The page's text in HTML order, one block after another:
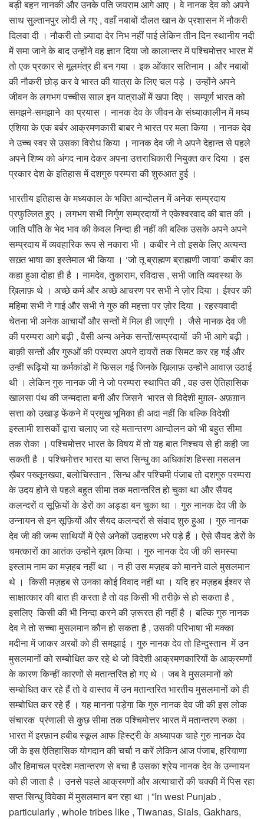
बड़ी बहन नानकी और उनके पति जयराम आगे आए । वे नानक देव को अपने
साथ सुल्तानपुर लोदी ले गए , वहाँ नबाबों दौलत खान के प्रशासन में नौकरी
दिलवा दी । नौकरी तो ज़्यादा देर निभ नहीं पाई लेकिन तीन दिन स्थानीय नदी
में समा जाने के बाद उन्होंने वह ज्ञान दिया जो कालान्तर में पश्चिमोत्तर भारत में
तो एक प्रकार से मूलमंत्र ही बन गया । इक ओंकार सतिनाम । और नबाबों
की नौकरी छोड़ कर वे भारत की यात्रा के लिए चल पड़े । उन्होंने अपने
जीवन के लगभग पच्चीस साल इन यात्राओं में खपा दिए । सम्पूर्ण भारत को
समझने-समझाने का प्रयास । नानक देव के जीवन के संध्याकालीन में मध्य
एशिया के एक बर्बर आक्रमणकारी बाबर ने भारत पर मला किया । नानक देव
ने उच्च स्वर से उसका विरोध किया । नानक देव जी ने अपने देहान्त से पहले
अपने शिष्य को अंगद नाम देकर अपना उत्तराधिकारी नियुक्त कर दिया । इस
प्रकार देश के इतिहास में दशगुरु परम्परा की शुरुआत हुई ।
भारतीय इतिहास के मध्यकाल के भक्ति आन्दोलन में अनेक सम्प्रदाय
प्रफुल्लित हुए । लगभग सभी निर्गुण सम्प्रदायों ने एकेश्वरवाद की बात की ।
जाति पाँति के भेद भाव की केवल निन्दा ही नहीं की बल्कि उसके अपने अपने
सम्प्रदाय में व्यवहारिक रूप से नकारा भी । कबीर ने तो इसके लिए अत्यन्त
सख़्त भाषा का इस्तेमाल भी किया । ‘जो तू ब्राह्मण ब्राह्मणी जाया’ कबीर का
कहा हुआ दोहा ही है । नामदेव, तुकाराम, रविदास , सभी जाति व्यवस्था के
ख़िलाफ़ थे । अच्छे कर्म और अच्छे आचरण पर सभी ने ज़ोर दिया । ईश्वर की
महिमा सभी ने गाई और सभी ने गुरु की महत्ता पर ज़ोर दिया । रहस्यवादी
चेतना भी अनेक आचार्यों और सन्तों में मिल ही जाएगी । जैसे नानक देव जी
की परम्परा आगे बढ़ी , वैसी अन्य अनेक सन्तों/सम्प्रदायों की भी आगे बढ़ी ।
बाक़ी सन्तों और गुरुओं की परम्परा अपने दायरों तक सिमट कर रह गई और
उन्हीं रूढ़ियों या कर्मकांडों में फिसल गई जिनके ख़िलाफ़ उन्होंने आवाज़ उठाई
थी । लेकिन गुरु नानक जी ने जो परम्परा स्थापित की , वह उस ऐतिहासिक
खालसा पंथ की जन्मदाता बनी और जिसने भारत से विदेशी मुग़ल- अफ़ग़ान
सत्ता को उखाड़ फेंकने में प्रमुख भूमिका ही अदा नहीं कि बल्कि विदेशी
इस्लामी शासकों द्वारा चलाए जा रहे मतान्तरण आन्दोलन को भी बहुत सीमा
तक रोका । पश्चिमोत्तर भारत के विषय में तो यह बात निश्चय से ही कही जा
सकती है । पश्चिमोत्तर भारत या सप्त सिन्धु का अधिकांश हिस्सा मसलन
ख़ैबर पख्तूनखवा, बलोचिस्तान , सिन्ध और पश्चिमी पंजाब तो दशगुरु परम्परा
के उदय होने से पहले बहुत सीमा तक मतान्तरित हो चुका था और सैयद
कलन्दरों व सूफ़ियों के डेरों का अड्डा बन चुका था । गुरु नानक देव जी के
उन्नायन से इन सूफ़ियों और सैयद कलन्दरों से संवाद शुरु हुआ । गुरु नानक
देव जी की जन्म साथियों में ऐसे अनेकों उदाहरण भरे पड़े हैं । ऐसे सैयद डेरों के
चमत्कारों का आतंक उन्होंने ख़त्म किया । गुरु नानक देव जी की समस्या
इस्लाम नाम का मज़हब नहीं था । न ही उस मज़हब को मानने वाले मुसलमान
थे । किसी मज़हब से उनका कोई विवाद नहीं था । यदि हर मज़हब ईश्वर से
साक्षात्कार की बात ही करता है तो वह किसी भी तरीक़े से हो सकता है ,
इसलिए किसी की भी निन्दा करने की ज़रूरत ही नहीं है । बल्कि गुरु नानक
देव ने तो सच्चा मुसलमान कौन हो सकता है , उसकी परिभाषा भी मक्का
मदीना में जाकर अरबों को ही समझाई । गुरु नानक देव तो हिन्दुस्तान में उन
मुसलमानों को सम्बोधित कर रहे थे जो विदेशी आक्रमणकारियों के आक्रमणों
के कारण किन्हीं कारणों से मतान्तरित हो गए थे । जब वे मुसलमानों को
सम्बोधित कर रहे हैं तो वे वास्तव में उन मतान्तरित भारतीय मुसलमानों को ही
सम्बोधित कर रहे हैं । यह मानना पड़ेगा कि गुरु नानक देव जी की इस लोक
संचारक प्रंणाली से कुछ सीमा तक पश्चिमोत्तर भारत में मतान्तरण रुका ।
भारत में इरफ़ान हबीब स्कूल आफ हिस्ट्री के अध्यापक चाहे गुरु नानक देव
जी के इस ऐतिहासिक योगदान की चर्चा न करें लेकिन आज पंजाब, हरियाणा
और हिमाचल प्रदेश मतान्तरण से बचा है उसका श्रेय नानक देव के उन्नायन
को ही जाता है । उनसे पहले आक्रमणों और अत्याचारों की चक्की में पिस रहा
सप्त सिन्धु विवेका में मुसलमान बन रहा था ।”In west Punjab ,
particularly , whole tribes like , Tiwanas, Sials, Gakhars,